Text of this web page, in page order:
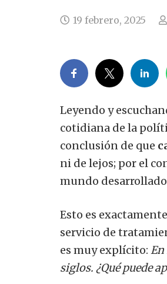
19 febrero, 2025
Leyendo y
cotidiana de la
conclusión de que
ni de lejos; por el
mundo
Esto es
servicio de
es muy explícito: En
siglos. ¿Qué puede